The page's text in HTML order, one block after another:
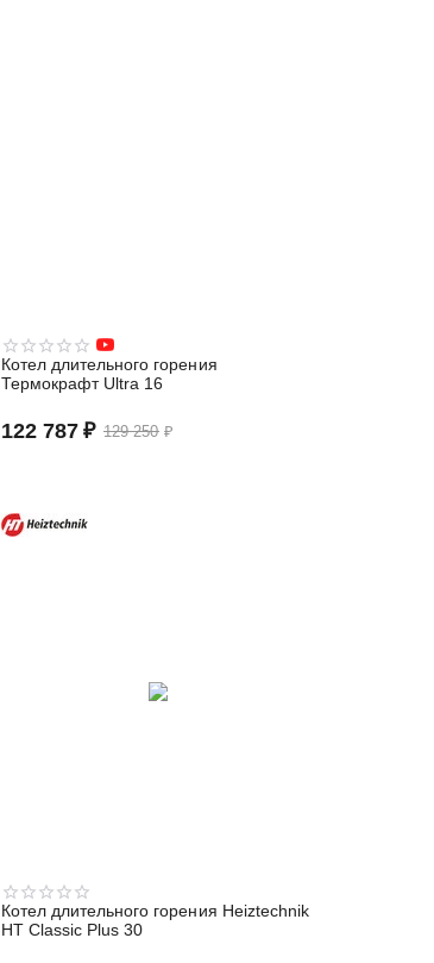
Котел длительного горения
Термокрафт Ultra 16
129 250 ₽
122 787 ₽
Котел длительного горения Heiztechnik
HT Classic Plus 30